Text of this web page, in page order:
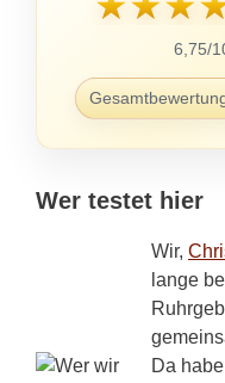
6,75/
Wer testet hier
Wir,
lange
Da